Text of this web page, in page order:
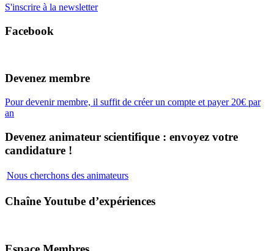
S'inscrire à la newsletter
Facebook
Devenez membre
Pour devenir membre, il suffit de créer un compte et payer 20€ par
an
Devenez animateur scientifique : envoyez votre
candidature !
Nous cherchons des animateurs
Chaîne Youtube d’expériences